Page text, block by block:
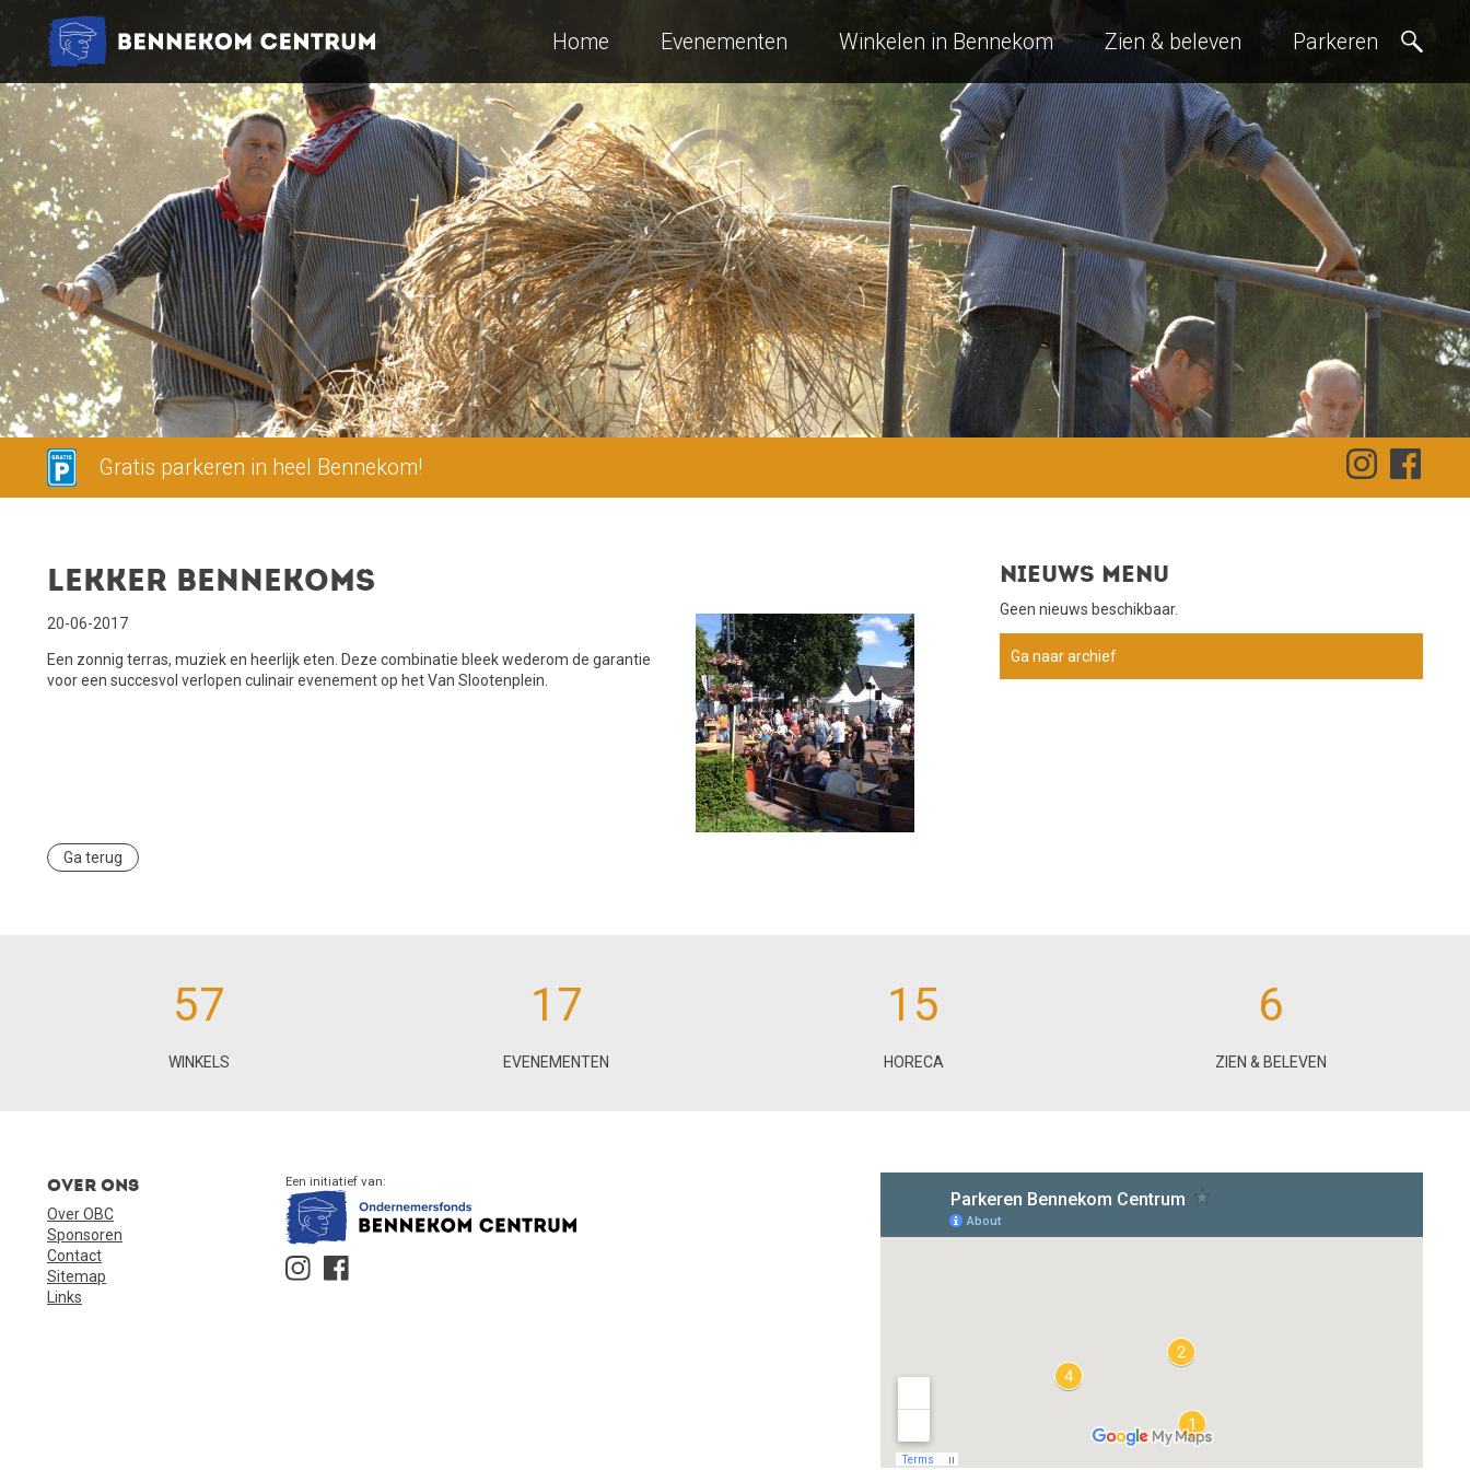
Home Evenementen Winkelen in Bennekom Zien & beleven Parkeren
Gratis parkeren in heel Bennekom!
Lekker Bennekoms
20-06-2017
Een zonnig terras, muziek en heerlijk eten. Deze combinatie bleek wederom de garantie
voor een succesvol verlopen culinair evenement op het Van Slootenplein.
Ga terug
Nieuws menu
Geen nieuws beschikbaar.
Ga naar archief
57
WINKELS
17
EVENEMENTEN
15
HORECA
6
ZIEN & BELEVEN
Over ons
Over OBC
Sponsoren
Contact
Sitemap
Links
Een initiatief van: